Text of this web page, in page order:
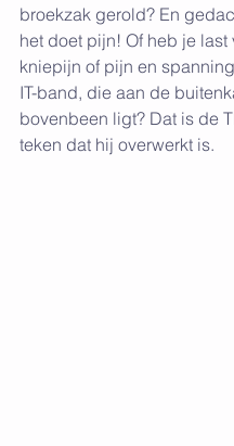
broekzak gerold? En
het doet pijn! Of heb je last
kniepijn of pijn en
IT-band, die aan de
bovenbeen ligt? Dat is de
teken dat hij overwerkt is.